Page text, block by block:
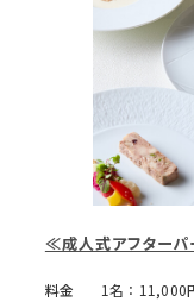
≪成人式アフターパ
料金
1名：11,000